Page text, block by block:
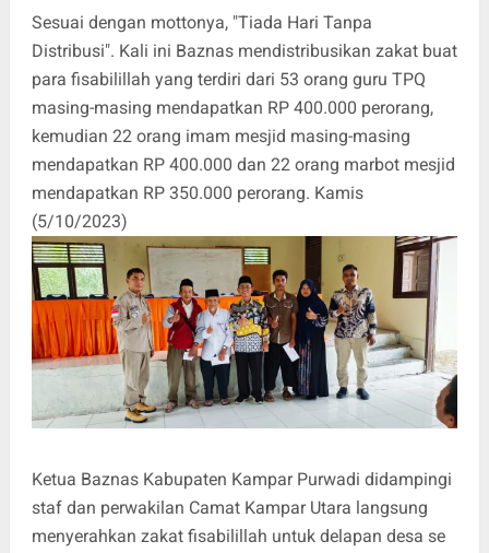
Sesuai dengan mottonya, "Tiada Hari Tanpa
Distribusi". Kali ini Baznas mendistribusikan zakat buat
para fisabilillah yang terdiri dari 53 orang guru TPQ
masing-masing mendapatkan RP 400.000 perorang,
kemudian 22 orang imam mesjid masing-masing
mendapatkan RP 400.000 dan 22 orang marbot mesjid
mendapatkan RP 350.000 perorang. Kamis
(5/10/2023)
Ketua Baznas Kabupaten Kampar Purwadi didampingi
staf dan perwakilan Camat Kampar Utara langsung
menyerahkan zakat fisabilillah untuk delapan desa se